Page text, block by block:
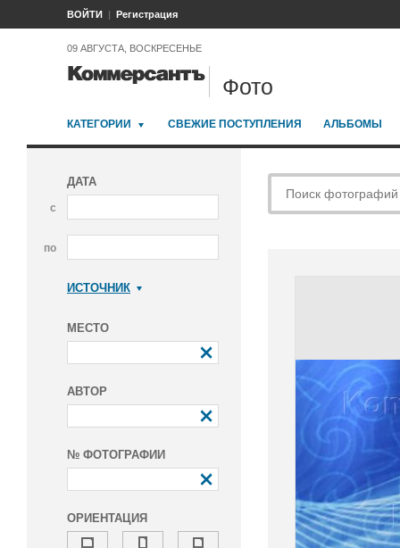
ВОЙТИ Регистрация
09 АВГУСТА, ВОСКРЕСЕНЬЕ
Фото
КАТЕГОРИИ СВЕЖИЕ ПОСТУПЛЕНИЯ АЛЬБОМЫ
ДАТА
с
по
ИСТОЧНИК
МЕСТО
АВТОР
№ ФОТОГРАФИИ
ОРИЕНТАЦИЯ